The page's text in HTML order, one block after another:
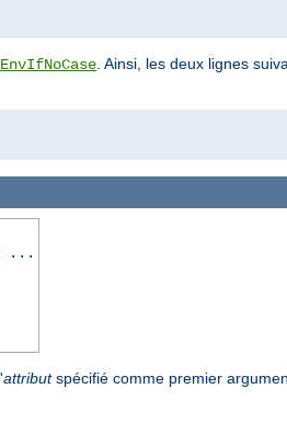
. Ainsi, les deux lignes
...
attributspécifié comme premier